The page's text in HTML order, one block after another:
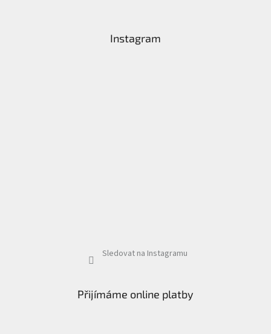
Instagram
Sledovat na Instagramu
Přijímáme online platby